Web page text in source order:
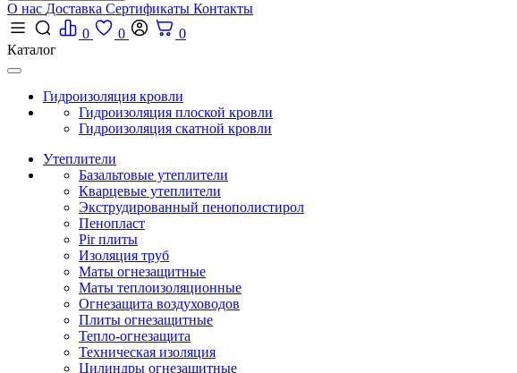
О нас Доставка Сертификаты Контакты
0
0
0
Каталог
Гидроизоляция кровли
Гидроизоляция плоской кровли
Гидроизоляция скатной кровли
Утеплители
Базальтовые утеплители
Кварцевые утеплители
Экструдированный пенополистирол
Пенопласт
Pir плиты
Изоляция труб
Маты огнезащитные
Маты теплоизоляционные
Огнезащита воздуховодов
Плиты огнезащитные
Тепло-огнезащита
Техническая изоляция
Цилиндры огнезащитные